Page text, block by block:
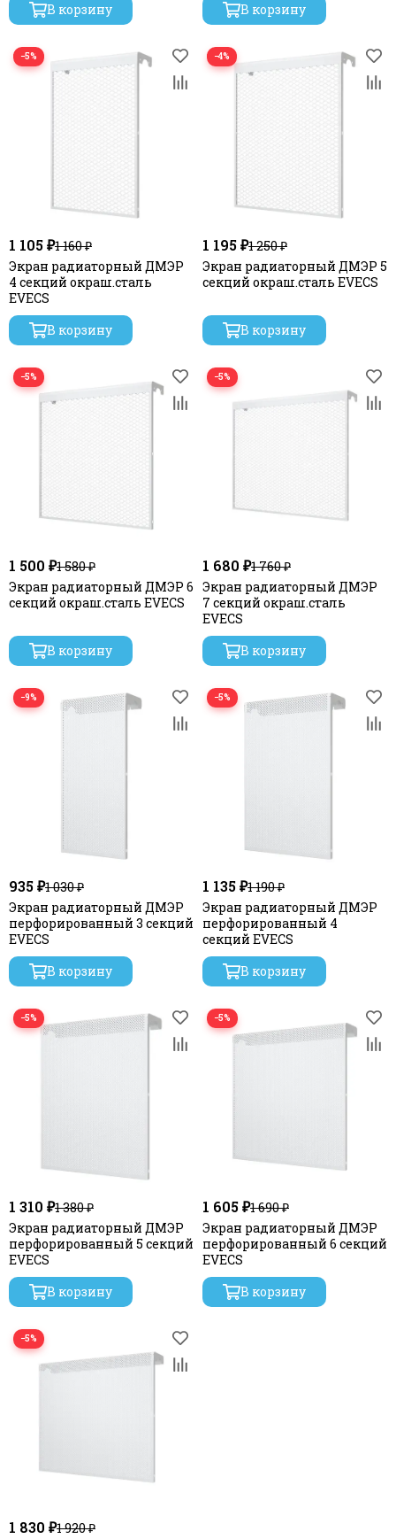
В корзину
В корзину
−5%
1 105 ₽1 160 ₽
Экран радиаторный ДМЭР
4 секций окраш.сталь
EVECS
В корзину
−4%
1 195 ₽1 250 ₽
Экран радиаторный ДМЭР 5
секций окраш.сталь EVECS
В корзину
−5%
1 500 ₽1 580 ₽
Экран радиаторный ДМЭР 6
секций окраш.сталь EVECS
В корзину
−5%
1 680 ₽1 760 ₽
Экран радиаторный ДМЭР
7 секций окраш.сталь
EVECS
В корзину
−9%
935 ₽1 030 ₽
Экран радиаторный ДМЭР
перфорированный 3 секций
EVECS
В корзину
−5%
1 135 ₽1 190 ₽
Экран радиаторный ДМЭР
перфорированный 4
секций EVECS
В корзину
−5%
1 310 ₽1 380 ₽
Экран радиаторный ДМЭР
перфорированный 5 секций
EVECS
В корзину
−5%
1 605 ₽1 690 ₽
Экран радиаторный ДМЭР
перфорированный 6 секций
EVECS
В корзину
−5%
1 830 ₽1 920 ₽